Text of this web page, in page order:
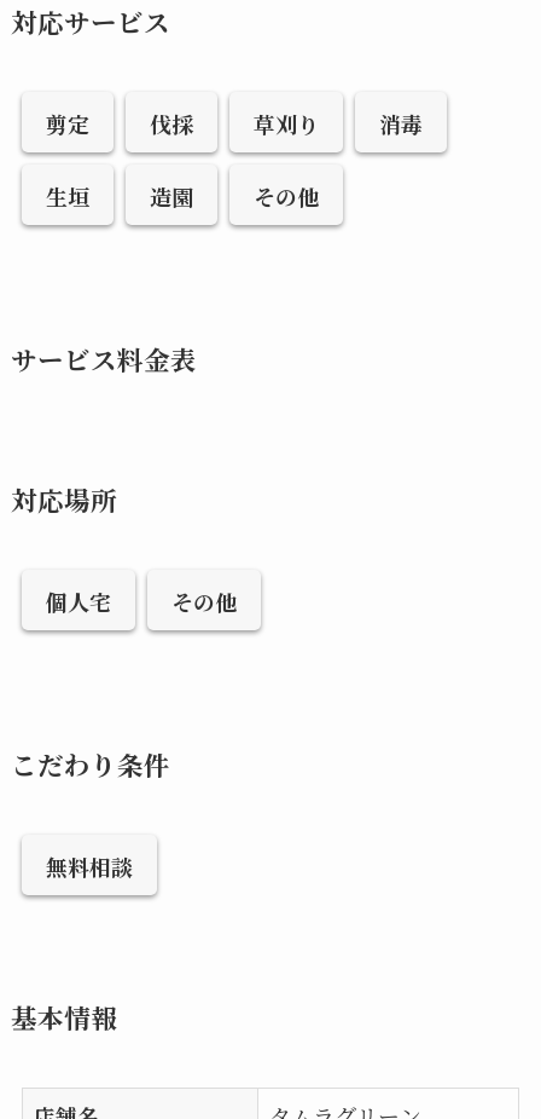
対応サービス
剪定 伐採 草刈り 消毒
生垣 造園 その他
サービス料金表
対応場所
個人宅 その他
こだわり条件
無料相談
基本情報